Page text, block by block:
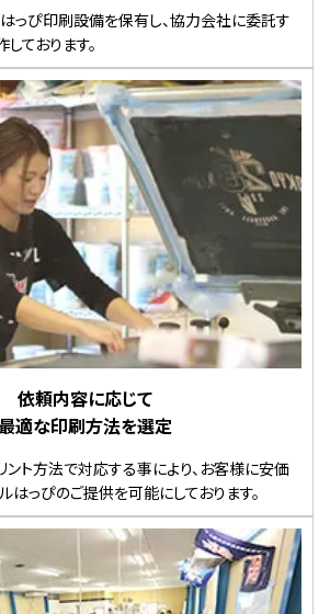
っぴ印刷設備を保有し、協力会社に委託す
ております。
依頼内容に応じて
最適な印刷方法を選定
ト方法で対応する事により、お客様に安価
はっぴのご提供を可能にしております。